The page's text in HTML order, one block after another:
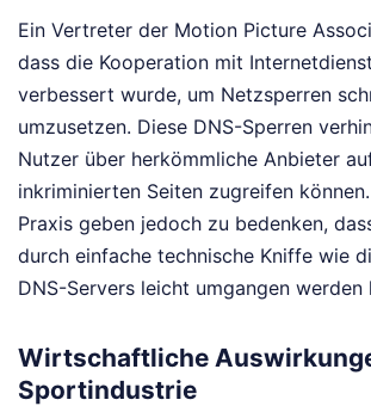
Ein Vertreter der Motion Picture
dass die Kooperation mit
verbessert wurde, um Netzsperren
umzusetzen. Diese DNS-Sperren
Nutzer über herkömmliche Anbieter
inkriminierten Seiten zugreifen
Praxis geben jedoch zu bedenken,
durch einfache technische Kniffe wie
DNS-Servers leicht umgangen werden
Wirtschaftliche
Sportindustrie